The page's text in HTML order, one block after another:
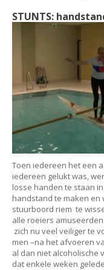
STUNTS:
Toen iedereen het een
iedereen gelukt was,
losse handen te staan
handstand te maken
stuurboord riem te
alle roeiers
zich nu veel veiliger te
men –na het afvoeren
al dan niet alcoholische
dat enkele weken